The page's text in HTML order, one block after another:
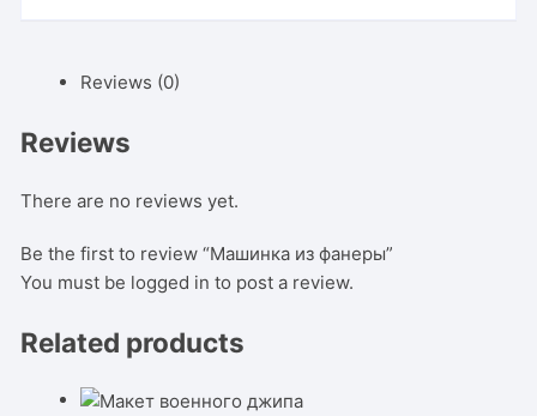
Reviews (0)
Reviews
There are no reviews yet.
Be the first to review “Машинка из фанеры”
You must be logged in to post a review.
Related products